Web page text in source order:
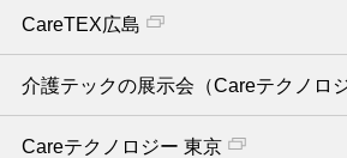
CareTEX広島
介護テックの展示会（Careテクノロジ
Careテクノロジー 東京